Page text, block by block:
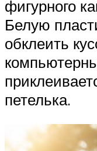
фигурного
Белую
обклеить
петелька.